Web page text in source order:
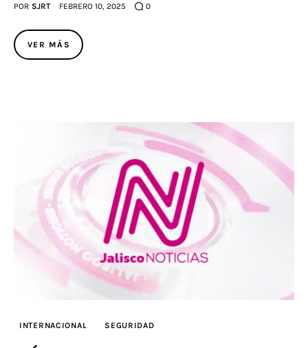
POR SJRT FEBRERO 10, 2025 0
VER MÁS
INTERNACIONAL SEGURIDAD